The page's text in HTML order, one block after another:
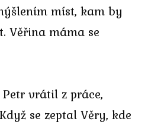
míst, kam by
Věřina máma se
vrátil z práce,
se zeptal Věry, kde